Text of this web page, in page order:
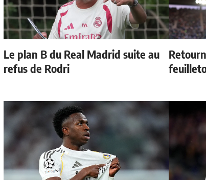
Le plan B du Real Madrid suite au
refus de Rodri